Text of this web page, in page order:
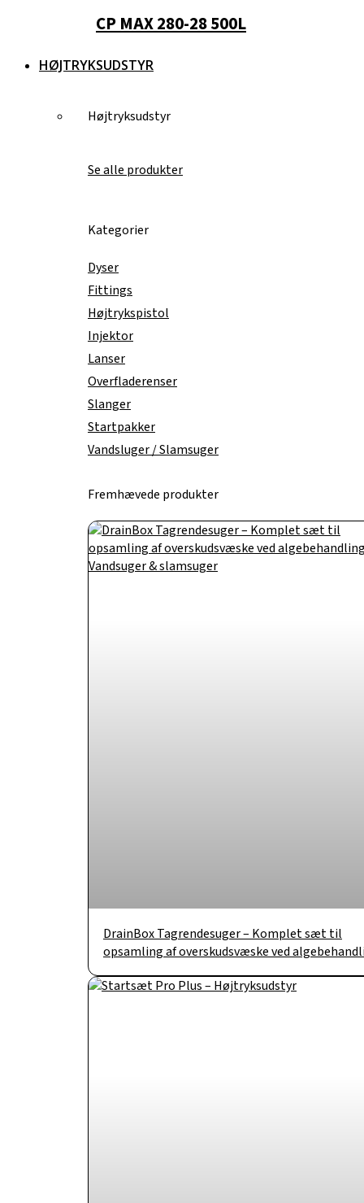
CP MAX 280-28 500L
HØJTRYKSUDSTYR
Højtryksudstyr
Se alle produkter
Kategorier
Dyser
Fittings
Højtrykspistol
Injektor
Lanser
Overfladerenser
Slanger
Startpakker
Vandsluger / Slamsuger
Fremhævede produkter
DrainBox Tagrendesuger – Komplet sæt til
opsamling af overskudsvæske ved